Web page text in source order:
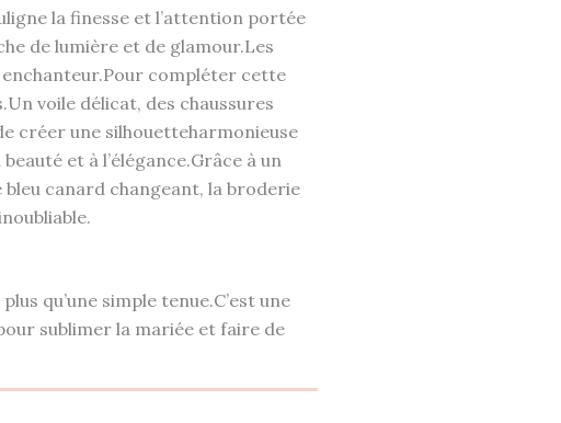
la finesse et l’attention portée
de lumière et de glamour.Les
compléter cette
voile délicat, des chaussures
créer une silhouetteharmonieuse
et à l’élégance.Grâce à un
canard changeant, la broderie
qu’une simple tenue.C’est une
sublimer la mariée et faire de